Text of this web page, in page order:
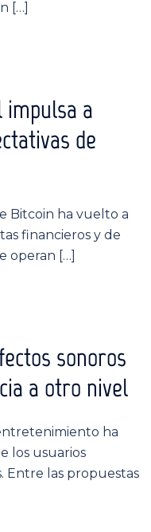
[…]
a
de
Bitcoin ha vuelto a
financieros y de
operan […]
sonoros
a otro nivel
ha
los usuarios
Entre las propuestas